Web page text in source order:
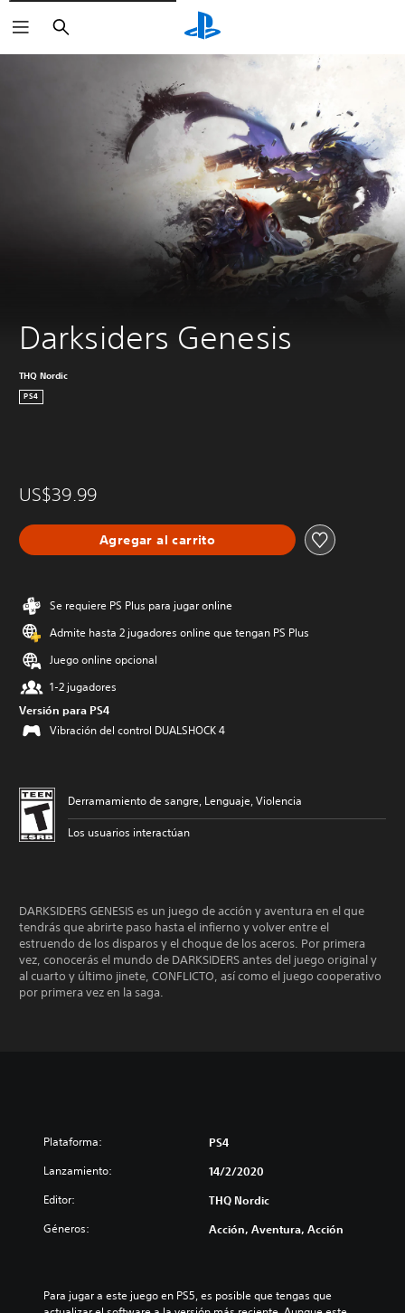
Buscar
Darksiders Genesis
THQ Nordic
PS4
US$39.99
Agregar al carrito
Se requiere PS Plus para jugar online
Admite hasta 2 jugadores online que tengan PS Plus
Juego online opcional
1-2 jugadores
Versión para PS4
Vibración del control DUALSHOCK 4
Derramamiento de sangre, Lenguaje, Violencia
Los usuarios interactúan
DARKSIDERS GENESIS es un juego de acción y aventura en el que
tendrás que abrirte paso hasta el infierno y volver entre el
estruendo de los disparos y el choque de los aceros. Por primera
vez, conocerás el mundo de DARKSIDERS antes del juego original y
al cuarto y último jinete, CONFLICTO, así como el juego cooperativo
por primera vez en la saga.
Plataforma: PS4
Lanzamiento: 14/2/2020
Editor: THQ Nordic
Géneros: Acción, Aventura, Acción
Para jugar a este juego en PS5, es posible que tengas que